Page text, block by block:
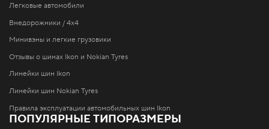
Легковые автомобили
Внедорожники / 4x4
Минивэны и легкие грузовики
Отзывы о шинах Ikon и Nokian Tyres
Линейки шин Ikon
Линейки шин Nokian Tyres
Правила эксплуатации автомобильных шин Ikon
ПОПУЛЯРНЫЕ ТИПОРАЗМЕРЫ